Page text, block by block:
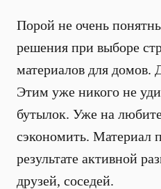
Порой не очень
решения при выборе
материалов для домов.
Этим уже никого не
бутылок. Уже на
сэкономить. Материал
результате активной
друзей, соседей.